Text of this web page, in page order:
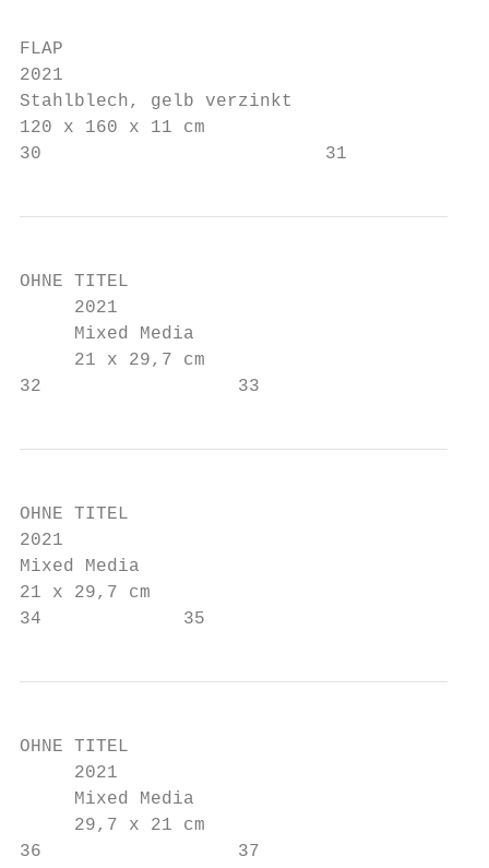
FLAP
2021
Stahlblech, gelb verzinkt
120 x 160 x 11 cm
30                          31
OHNE TITEL
     2021
     Mixed Media
     21 x 29,7 cm
32                  33
OHNE TITEL
2021
Mixed Media
21 x 29,7 cm
34             35
OHNE TITEL
     2021
     Mixed Media
     29,7 x 21 cm
36                  37